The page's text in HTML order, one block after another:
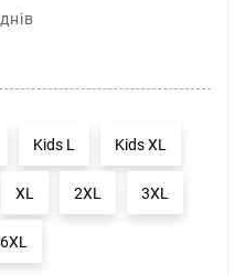
Kids L Kids XL
XL 2XL 3XL
6XL